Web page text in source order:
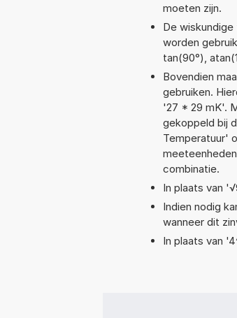
moeten zijn.
De
worden
tan(90°),
Bovendien
gebruiken.
'27 * 29 mK'.
gekoppeld bij
Temperatuur'
combinatie.
In plaats van
Indien nodig
wanneer dit
In plaats van